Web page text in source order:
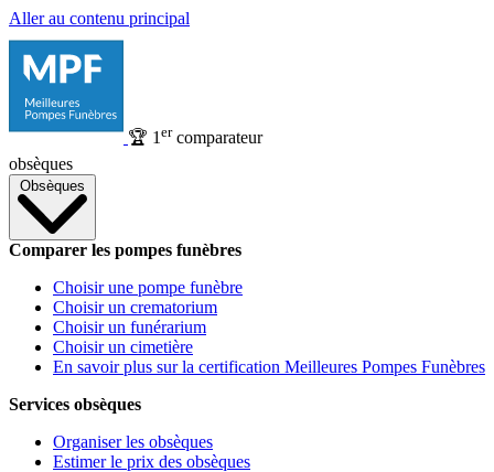
Aller au contenu principal
🏆 1 ercomparateur
obsèques
Obsèques
Comparer les pompes funèbres
Choisir une pompe funèbre
Choisir un crematorium
Choisir un funérarium
Choisir un cimetière
En savoir plus sur la certification Meilleures Pompes Funèbres
Services obsèques
Organiser les obsèques
Estimer le prix des obsèques